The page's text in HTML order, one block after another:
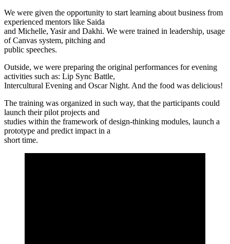
We were given the opportunity to start learning about business from
experienced mentors like Saida
and Michelle, Yasir and Dakhi. We were trained in leadership, usage
of Canvas system, pitching and
public speeches.
Outside, we were preparing the original performances for evening
activities such as: Lip Sync Battle,
Intercultural Evening and Oscar Night. And the food was delicious!
The training was organized in such way, that the participants could
launch their pilot projects and
studies within the framework of design-thinking modules, launch a
prototype and predict impact in a
short time.